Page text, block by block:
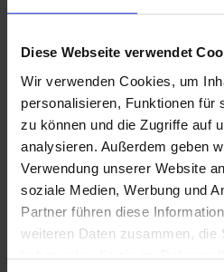
Diese Webseite verwendet
Wir verwenden Cookies, um
personalisieren, Funktionen für
zu können und die Zugriffe auf
analysieren. Außerdem geben
Verwendung unserer Website
soziale Medien, Werbung und
Partner führen diese
weiteren Daten zusammen, die
haben oder die sie im Rahmen
KONTAKT
WeserBergland Immobilien
Portastraße 36
32457 Porta Westfalica